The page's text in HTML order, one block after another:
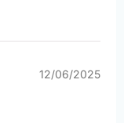
12/06/2025